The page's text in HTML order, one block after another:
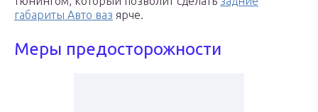
габариты Авто ваз ярче.
Меры предосторожности